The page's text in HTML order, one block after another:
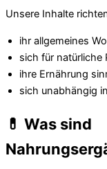
Unsere Inhalte
ihr allgemeines
sich für natürliche
ihre Ernährung
sich unabhängig
💊 Was sind